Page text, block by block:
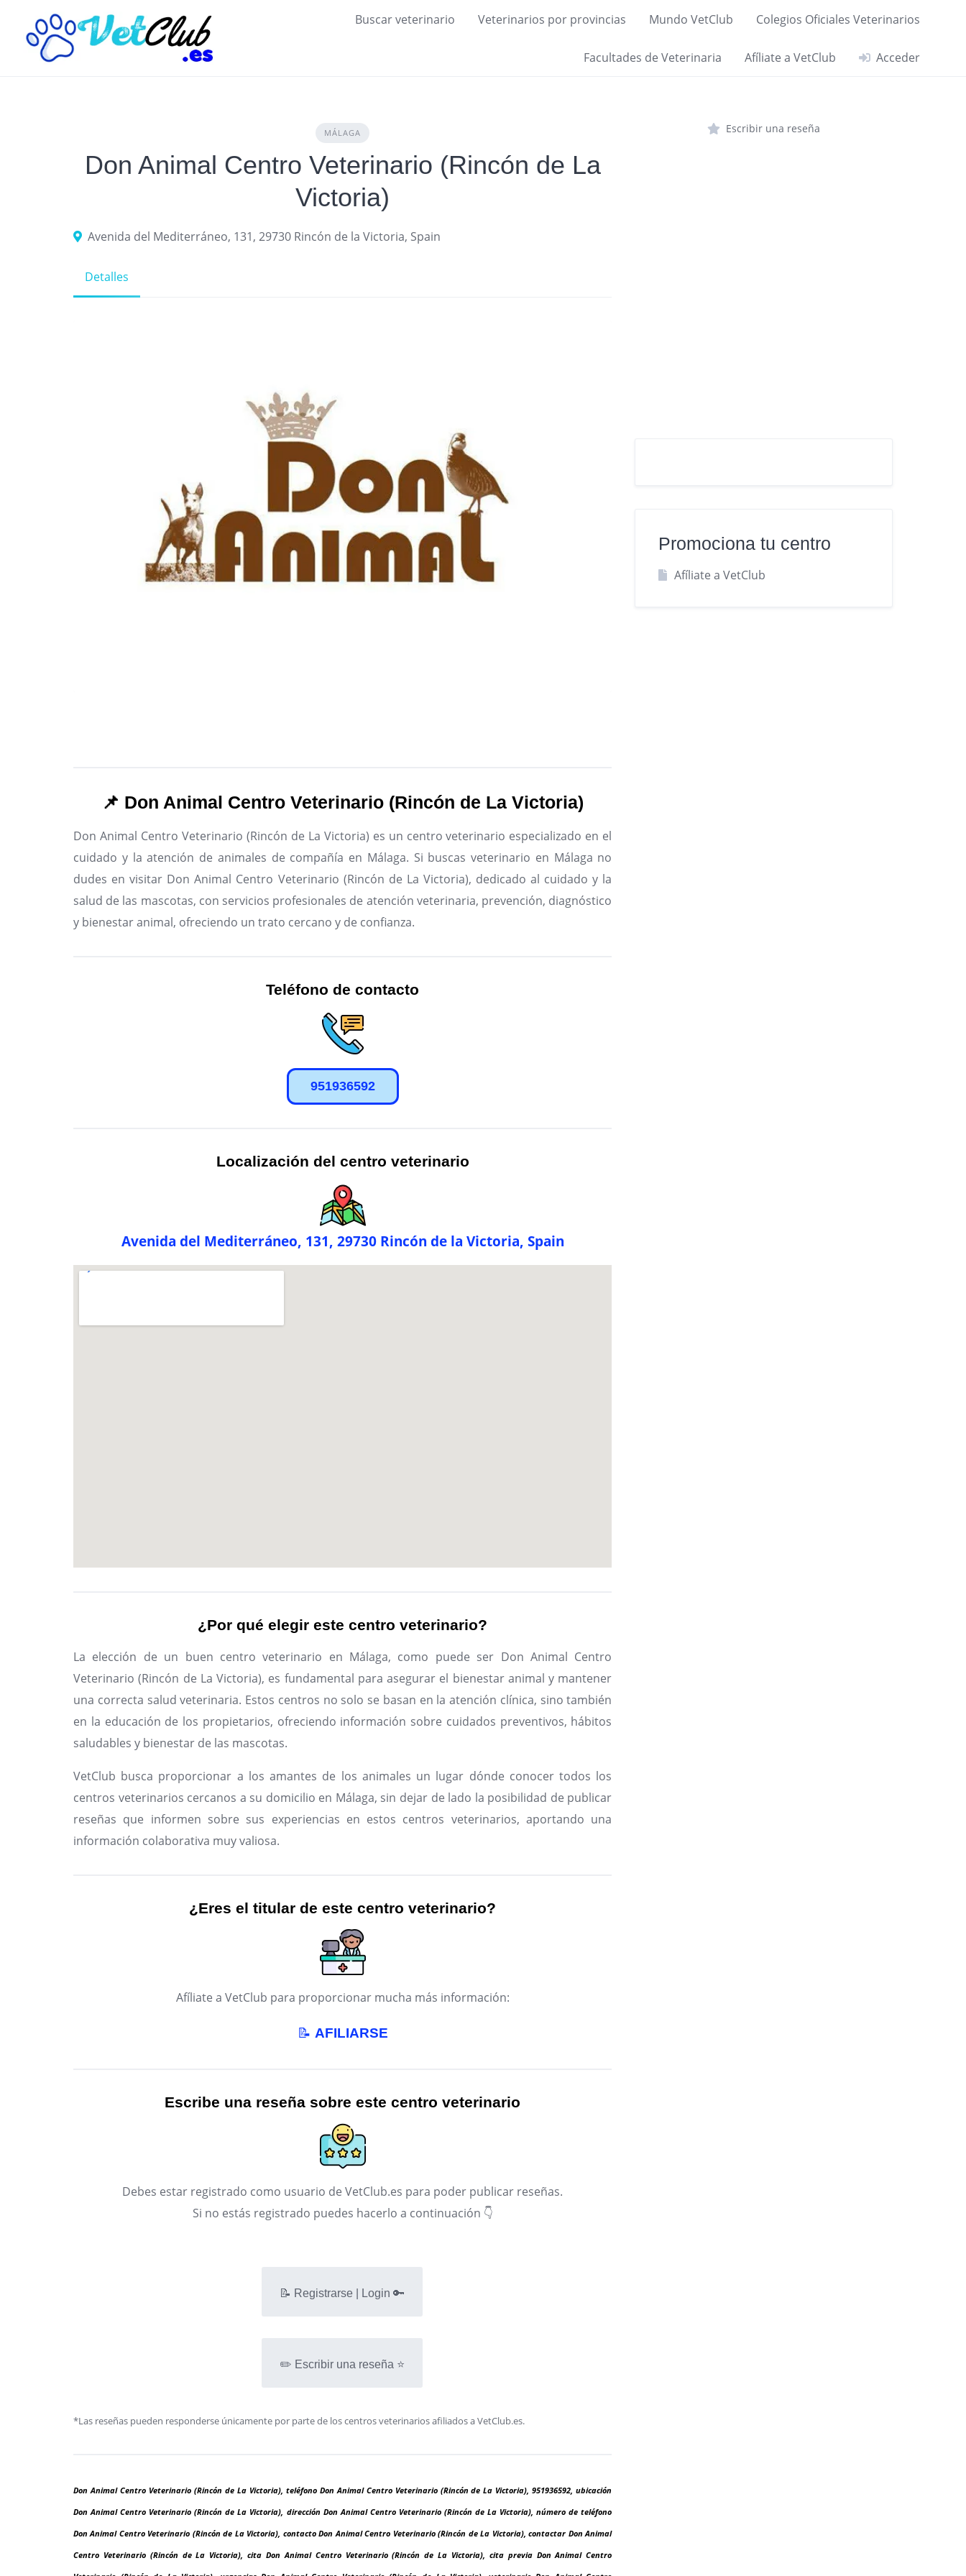
content
Buscar veterinario Veterinarios por provincias Mundo VetClub Colegios Oficiales Veterinarios
Facultades de Veterinaria Afíliate a VetClub Acceder
MÁLAGA
Don Animal Centro Veterinario (Rincón de La
Victoria)
Avenida del Mediterráneo, 131, 29730 Rincón de la Victoria, Spain
Detalles
📌 Don Animal Centro Veterinario (Rincón de La Victoria)
Don Animal Centro Veterinario (Rincón de La Victoria) es un centro veterinario especializado en el
cuidado y la atención de animales de compañía en Málaga. Si buscas veterinario en Málaga no
dudes en visitar Don Animal Centro Veterinario (Rincón de La Victoria), dedicado al cuidado y la
salud de las mascotas, con servicios profesionales de atención veterinaria, prevención, diagnóstico
y bienestar animal, ofreciendo un trato cercano y de confianza.
Teléfono de contacto
951936592
Localización del centro veterinario
Avenida del Mediterráneo, 131, 29730 Rincón de la Victoria, Spain
¿Por qué elegir este centro veterinario?
La elección de un buen centro veterinario en Málaga, como puede ser Don Animal Centro
Veterinario (Rincón de La Victoria), es fundamental para asegurar el bienestar animal y mantener
una correcta salud veterinaria. Estos centros no solo se basan en la atención clínica, sino también
en la educación de los propietarios, ofreciendo información sobre cuidados preventivos, hábitos
saludables y bienestar de las mascotas.
VetClub busca proporcionar a los amantes de los animales un lugar dónde conocer todos los
centros veterinarios cercanos a su domicilio en Málaga, sin dejar de lado la posibilidad de publicar
reseñas que informen sobre sus experiencias en estos centros veterinarios, aportando una
información colaborativa muy valiosa.
¿Eres el titular de este centro veterinario?
Afíliate a VetClub para proporcionar mucha más información:
📝 AFILIARSE
Escribe una reseña sobre este centro veterinario
Debes estar registrado como usuario de VetClub.es para poder publicar reseñas.
Si no estás registrado puedes hacerlo a continuación 👇
📝 Registrarse | Login 🔑
✏️ Escribir una reseña ⭐
*Las reseñas pueden responderse únicamente por parte de los centros veterinarios afiliados a VetClub.es.
Don Animal Centro Veterinario (Rincón de La Victoria), teléfono Don Animal Centro Veterinario (Rincón de La Victoria), 951936592, ubicación
Don Animal Centro Veterinario (Rincón de La Victoria), dirección Don Animal Centro Veterinario (Rincón de La Victoria), número de teléfono
Don Animal Centro Veterinario (Rincón de La Victoria), contacto Don Animal Centro Veterinario (Rincón de La Victoria), contactar Don Animal
Centro Veterinario (Rincón de La Victoria), cita Don Animal Centro Veterinario (Rincón de La Victoria), cita previa Don Animal Centro
Escribir una reseña
Promociona tu centro
Afíliate a VetClub